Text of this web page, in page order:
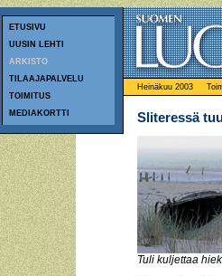
ETUSIVU
UUSIN LEHTI
ARKISTO
TILAAJAPALVELU
TOIMITUS
MEDIAKORTTI
Heinäkuu 2003
Sliteressä
Tuli kuljettaa